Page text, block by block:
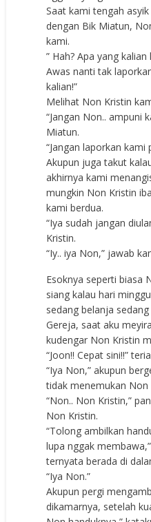
Saat kami tengah
dengan Bik Miatun,
kami.
” Hah? Apa yang
Awas nanti tak
kalian!”
Melihat Non Kristin
“Jangan Non.. ampuni
Miatun.
“Jangan laporkan kami
Akupun juga takut
akhirnya kami
mungkin Non Kristin
kami berdua.
“Iya sudah jangan
Kristin.
“Iy.. iya Non,” jawab
Esoknya seperti biasa
siang kalau hari
sedang belanja
Gereja, saat aku
kudengar Non Kristin
“Joon!! Cepat sini!!”
“Iya Non,” akupun
tidak menemukan Non
“Non.. Non Kristin,”
Non Kristin.
“Tolong ambilkan
lupa nggak
ternyata berada di
“Iya Non.”
Akupun pergi
dikamarnya, setelah